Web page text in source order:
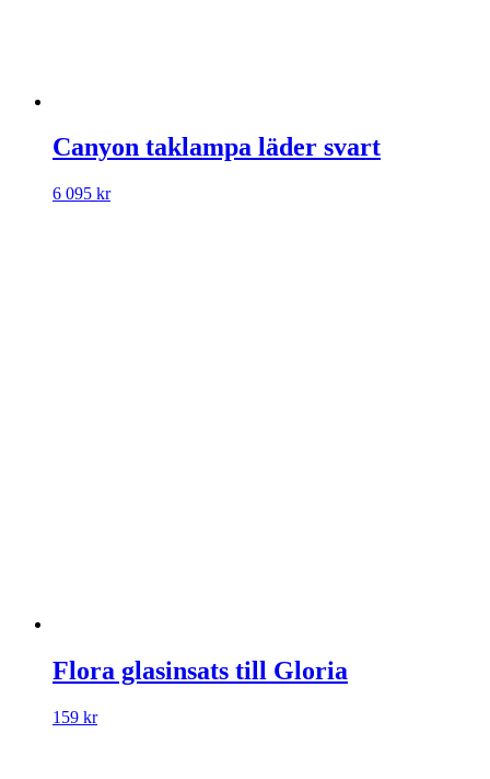
Canyon taklampa läder svart
6 095 kr
Flora glasinsats till Gloria
159 kr